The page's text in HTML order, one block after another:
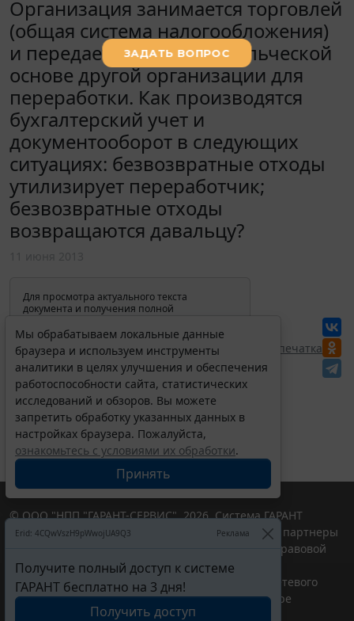
Организация занимается торговлей
(общая система налогообложения)
и передает сырье на давальческой
основе другой организации для
переработки. Как производятся
бухгалтерский учет и
документооборот в следующих
ситуациях: безвозвратные отходы
утилизирует переработчик;
безвозвратные отходы
возвращаются давальцу?
Для просмотра актуального текста
документа и получения полной
изменениях и порядке применения
документа, воспользуйтесь поиском в
Интернет-версии системы ГАРАНТ:
Перепечатка
Мы обрабатываем локальные данные
браузера и используем инструменты
аналитики в целях улучшения и обеспечения
работоспособности сайта, статистических
исследований и обзоров. Вы можете
запретить обработку указанных данных в
настройках браузера. Пожалуйста,
ознакомьтесь с условиями их обработки.
Принять
Erid: 4CQwVszH9pWwojUA9Q3 Реклама
Получите полный доступ к системе
ГАРАНТ бесплатно на 3 дня!
Получить доступ
© ООО "НПП "ГАРАНТ-СЕРВИС", 2026. Система ГАРАНТ
выпускается с 1990 года. Компания "Гарант" и ее партнеры
являются участниками Российской ассоциации правовой
информации ГАРАНТ.
Портал ГАРАНТ.РУ зарегистрирован в качестве сетевого
издания Федеральной службой по надзору в сфере
связи,информационных технологий и массовых